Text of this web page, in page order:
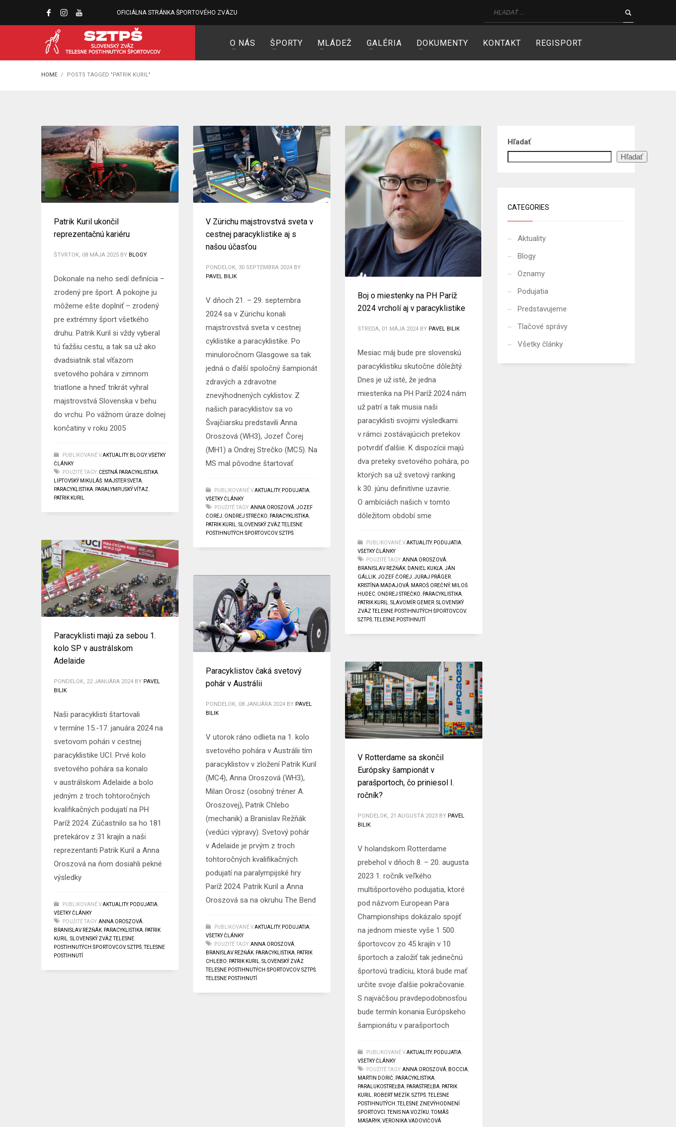
OFICIÁLNA STRÁNKA ŠPORTOVÉHO ZVÄZU
O NÁS ŠPORTY MLÁDEŽ GALÉRIA DOKUMENTY KONTAKT REGISPORT
HOME POSTS TAGGED "PATRIK KURIL"
Patrik Kuril ukončil
reprezentačnú kariéru
ŠTVRTOK, 08 MÁJA 2025 BY BLOGY
Dokonale na neho sedí definícia –
zrodený pre šport. A pokojne ju
môžeme ešte doplniť – zrodený
pre extrémny šport všetkého
druhu. Patrik Kuril si vždy vyberal
tú ťažšiu cestu, a tak sa už ako
dvadsiatnik stal víťazom
svetového pohára v zimnom
triatlone a hneď trikrát vyhral
majstrovstvá Slovenska v behu
do vrchu. Po vážnom úraze dolnej
končatiny v roku 2005
PUBLIKOVANÉ V AKTUALITY, BLOGY,VŠETKY
ČLÁNKY
POUŽITÉ TAGY: CESTNÁ PARACYKLISTIKA,
LIPTOVSKÝ MIKULÁŠ, MAJSTER SVETA,
PARACYKLISTIKA, PARALYMPIJSKÝ VÍŤAZ,
PATRIK KURIL
V Zürichu majstrovstvá sveta v
cestnej paracyklistike aj s
našou účasťou
PONDELOK, 30 SEPTEMBRA 2024 BY
PAVEL BILIK
V dňoch 21. – 29. septembra
2024 sa v Zürichu konali
majstrovstvá sveta v cestnej
cyklistike a paracyklistike. Po
minuloročnom Glasgowe sa tak
jedná o ďalší spoločný šampionát
zdravých a zdravotne
znevýhodnených cyklistov. Z
našich paracyklistov sa vo
Švajčiarsku predstavili Anna
Oroszová (WH3), Jozef Čorej
(MH1) a Ondrej Strečko (MC5). Na
MS mal pôvodne štartovať
PUBLIKOVANÉ V AKTUALITY, PODUJATIA,
VŠETKY ČLÁNKY
POUŽITÉ TAGY: ANNA OROSZOVÁ,JOZEF
ČOREJ, ONDREJ STREČKO, PARACYKLISTIKA,
PATRIK KURIL,SLOVENSKÝ ZVÄZ TELESNE
POSTIHNUTÝCH ŠPORTOVCOV,SZTPŠ
Boj o miestenky na PH Paríž
2024 vrcholí aj v paracyklistike
STREDA, 01 MÁJA 2024 BY PAVEL BILIK
Mesiac máj bude pre slovenskú
paracyklistiku skutočne dôležitý.
Dnes je už isté, že jedna
miestenka na PH Paríž 2024 nám
už patrí a tak musia naši
paracyklisti svojimi výsledkami
v rámci zostávajúcich pretekov
potvrdiť ďalšie. K dispozícii majú
dva preteky svetového pohára, po
ktorých sa už svetový ranking
k 30. júnu definitívne uzavrie.
O ambíciách našich v tomto
dôležitom období sme
PUBLIKOVANÉ V AKTUALITY, PODUJATIA
VŠETKY ČLÁNKY
POUŽITÉ TAGY: ANNA OROSZOVÁ
BRANISLAV REŽŇÁK DANIEL KUKĽA ,JÁN
GÁLLIK ,JOZEF ČOREJ ,JURAJ PRÁGER
KRISTÍNA MADAJOVÁ MAROŠ OREČNÝ, MILOŠ
HUDEC ONDREJ STREČKO PARACYKLISTIKA
PATRIK KURIL
,SLAVOMÍR GEMER ,SLOVENSKÝ
ZVÄZ TELESNE POSTIHNUTÝCH ŠPORTOVCOV,
SZTPŠ ,TELESNE POSTIHNUTÍ
Paracyklisti majú za sebou 1.
kolo SP v austrálskom
Adelaide
PONDELOK, 22 JANUÁRA 2024 BY PAVEL
BILIK
Naši paracyklisti štartovali
v termíne 15.-17. januára 2024 na
svetovom pohári v cestnej
paracyklistike UCI. Prvé kolo
svetového pohára sa konalo
v austrálskom Adelaide a bolo
jedným z troch tohtoročných
kvalifikačných podujatí na PH
Paríž 2024. Zúčastnilo sa ho 181
pretekárov z 31 krajín a naši
reprezentanti Patrik Kuril a Anna
Oroszová na ňom dosiahli pekné
výsledky
PUBLIKOVANÉ V AKTUALITY, PODUJATIA,
VŠETKY ČLÁNKY
POUŽITÉ TAGY: ANNA OROSZOVÁ,
BRANISLAV REŽŇÁK, PARACYKLISTIKA, PATRIK
KURIL,SLOVENSKÝ ZVÄZ TELESNE
POSTIHNUTÝCH ŠPORTOVCOV,SZTPŠ,TELESNE
POSTIHNUTÍ
Paracyklistov čaká svetový
pohár v Austrálii
PONDELOK, 08 JANUÁRA 2024 BY PAVEL
BILIK
V utorok ráno odlieta na 1. kolo
svetového pohára v Austrálii tím
paracyklistov v zložení Patrik Kuril
(MC4), Anna Oroszová (WH3),
Milan Orosz (osobný tréner A.
Oroszovej), Patrik Chlebo
(mechanik) a Branislav Režňák
(vedúci výpravy). Svetový pohár
v Adelaide je prvým z troch
tohtoročných kvalifikačných
podujatí na paralympijské hry
Paríž 2024. Patrik Kuril a Anna
Oroszová sa na okruhu The Bend
PUBLIKOVANÉ V AKTUALITY, PODUJATIA,
VŠETKY ČLÁNKY
POUŽITÉ TAGY: ANNA OROSZOVÁ,
BRANISLAV REŽŇÁK, PARACYKLISTIKA, PATRIK
CHLEBO, PATRIK KURIL,SLOVENSKÝ ZVÄZ
TELESNE POSTIHNUTÝCH ŠPORTOVCOV,SZTPŠ,
TELESNE POSTIHNUTÍ
V Rotterdame sa skončil
Európsky šampionát v
parašportoch, čo priniesol I.
ročník?
PONDELOK, 21 AUGUSTA 2023 BY PAVEL
BILIK
V holandskom Rotterdame
prebehol v dňoch 8. – 20. augusta
2023 1. ročník veľkého
multišportového podujatia, ktoré
pod názvom European Para
Championships dokázalo spojiť
na jednom mieste vyše 1 500
športovcov zo 45 krajín v 10
športoch a založiť tak jedinečnú
športovú tradíciu, ktorá bude mať
určite svoje ďalšie pokračovanie.
S najväčšou pravdepodobnosťou
bude termín konania Európskeho
šampionátu v parašportoch
PUBLIKOVANÉ V AKTUALITY, PODUJATIA,
VŠETKY ČLÁNKY
POUŽITÉ TAGY: ANNA OROSZOVÁ, BOCCIA,
MARTIN DORIČ, PARACYKLISTIKA,
PARALUKOSTREĽBA, PARASTREĽBA, PATRIK
KURIL, ROBERT MEZÍK,SZTPŠ,TELESNE
POSTIHNUTÝCH ,TELESNE ZNEVÝHODNENÍ
ŠPORTOVCI ,TENIS NA VOZÍKU,TOMÁŠ
MASARYK,VERONIKA VADOVIČOVÁ
Hľadať
Hľadať
CATEGORIES
Aktuality
Blogy
Oznamy
Podujatia
Predstavujeme
Tlačové správy
Všetky články